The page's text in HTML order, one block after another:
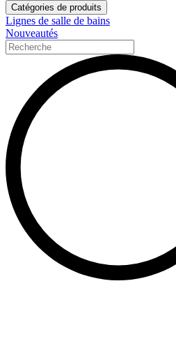
Catégories de produits
Lignes de salle de bains
Nouveautés